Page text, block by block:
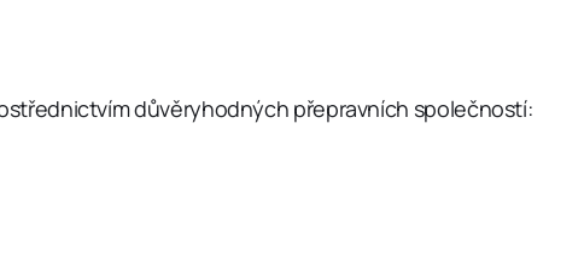
důvěryhodných přepravních společností: